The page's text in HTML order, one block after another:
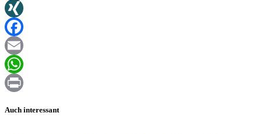
Twitter
XING
Facebook
Email
WhatsApp
Auch interessant